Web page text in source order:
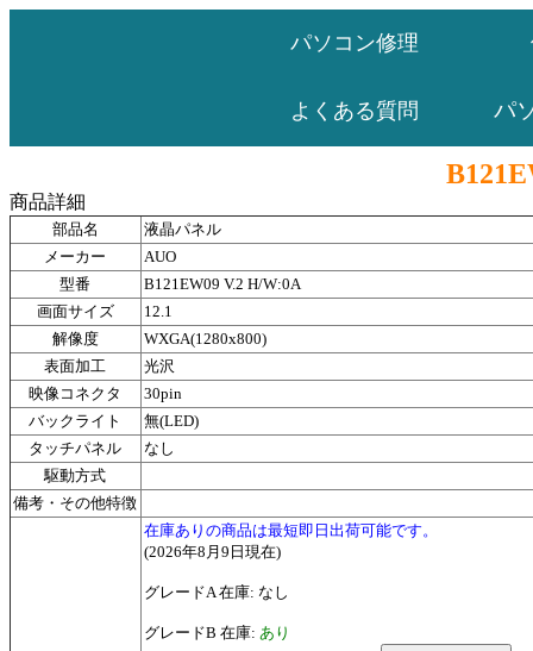
パソコン修理
よくある質問 パ
商品詳細
部品名
液晶パネル
メーカー
AUO
型番
B121EW09 V.2 H/W:0A
画面サイズ
12.1
解像度
WXGA(1280x800)
表面加工
光沢
映像コネクタ
30pin
バックライト
無(LED)
タッチパネル
なし
駆動方式
備考・その他特徴
在庫ありの商品は最短即日出荷可能です。
(2026年8月9日現在)
グレードA 在庫: なし
グレードB 在庫: あり